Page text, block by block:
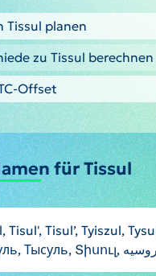
Tissul planen
zu Tissul berechnen
Offset
für Tissul
Tisul', Tisul’, Tyiszul,